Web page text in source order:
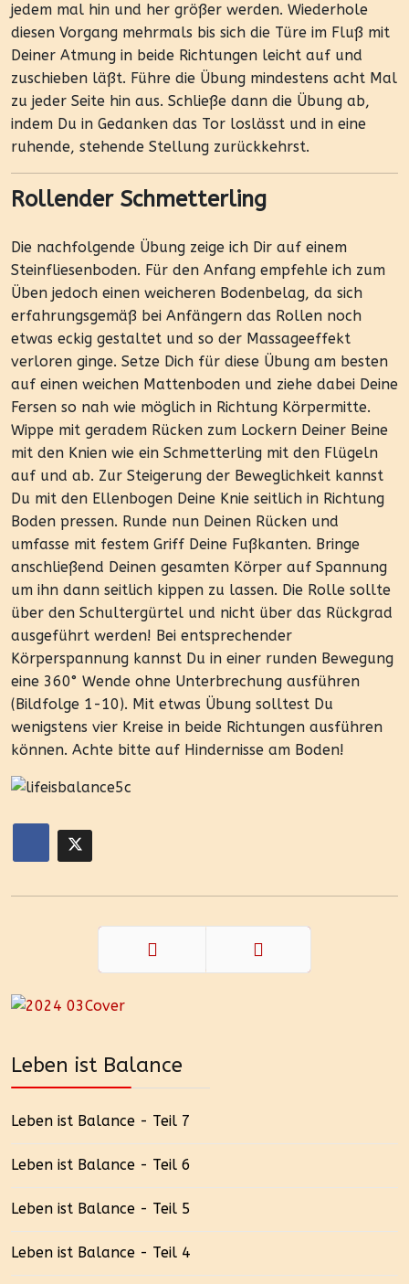
jedem mal hin und her größer werden. Wiederhole
diesen Vorgang mehrmals bis sich die Türe im Fluß mit
Deiner Atmung in beide Richtungen leicht auf und
zuschieben läßt. Führe die Übung mindestens acht Mal
zu jeder Seite hin aus. Schließe dann die Übung ab,
indem Du in Gedanken das Tor loslässt und in eine
ruhende, stehende Stellung zurückkehrst.
Rollender Schmetterling
Die nachfolgende Übung zeige ich Dir auf einem
Steinfliesenboden. Für den Anfang empfehle ich zum
Üben jedoch einen weicheren Bodenbelag, da sich
erfahrungsgemäß bei Anfängern das Rollen noch
etwas eckig gestaltet und so der Massageeffekt
verloren ginge. Setze Dich für diese Übung am besten
auf einen weichen Mattenboden und ziehe dabei Deine
Fersen so nah wie möglich in Richtung Körpermitte.
Wippe mit geradem Rücken zum Lockern Deiner Beine
mit den Knien wie ein Schmetterling mit den Flügeln
auf und ab. Zur Steigerung der Beweglichkeit kannst
Du mit den Ellenbogen Deine Knie seitlich in Richtung
Boden pressen. Runde nun Deinen Rücken und
umfasse mit festem Griff Deine Fußkanten. Bringe
anschließend Deinen gesamten Körper auf Spannung
um ihn dann seitlich kippen zu lassen. Die Rolle sollte
über den Schultergürtel und nicht über das Rückgrad
ausgeführt werden! Bei entsprechender
Körperspannung kannst Du in einer runden Bewegung
eine 360° Wende ohne Unterbrechung ausführen
(Bildfolge 1-10). Mit etwas Übung solltest Du
wenigstens vier Kreise in beide Richtungen ausführen
können. Achte bitte auf Hindernisse am Boden!
Leben ist Balance
Leben ist Balance - Teil 7
Leben ist Balance - Teil 6
Leben ist Balance - Teil 5
Leben ist Balance - Teil 4